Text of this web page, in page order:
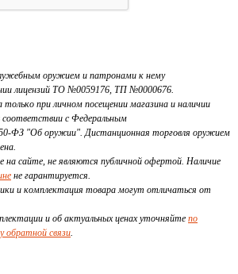
оружием и патронами к нему
лицензий ТО №0059176, ТП №0000676.
при личном посещении магазина и наличии
с Федеральным
ФЗ "Об оружии". Дистанционная торговля оружием
на сайте, не являются публичной офертой. Наличие
не гарантируется.
и комплектация товара могут отличаться от
и об актуальных ценах уточняйте по
обратной связи.